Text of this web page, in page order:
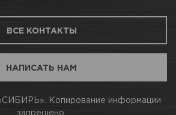
Хмельницкого, 1/1
ВСЕ КОНТАКТЫ
НАПИСАТЬ НАМ
Копирование информации
запрещено.